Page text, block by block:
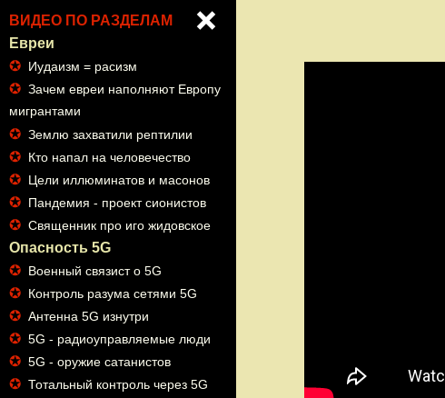
ВИДЕО ПО РАЗДЕЛАМ
Евреи
✪ Иудаизм = расизм
✪ Зачем евреи наполняют Европу
мигрантами
✪ Землю захватили рептилии
✪ Кто напал на человечество
✪ Цели иллюминатов и масонов
✪ Пандемия - проект сионистов
✪ Священник про иго жидовское
Опасность 5G
✪ Военный связист о 5G
✪ Контроль разума сетями 5G
✪ Антенна 5G изнутри
✪ 5G - радиоуправляемые люди
✪ 5G - оружие сатанистов
✪ Тотальный контроль через 5G